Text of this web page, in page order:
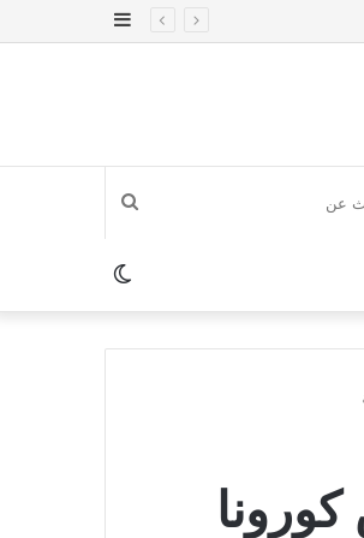
إضافة
بحث
عنالوضع
المظلم
كورونا